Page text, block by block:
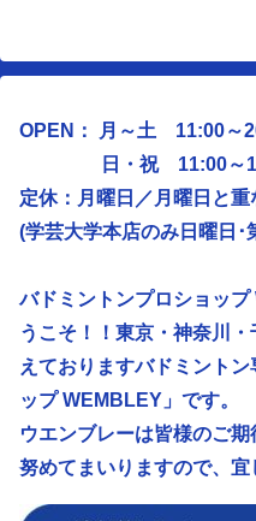
OPEN： 月～土 11:00～
日・祝 11:00～
定休：月曜日／ 月曜日と重
(学芸大学本店のみ日曜日･
バドミントンプロショッ
うこそ！！東京・神奈川
えておりますバドミント
ップ WEMBLEY」です。
ウエンブレーは皆様のご期
努めてまいりますので、宜